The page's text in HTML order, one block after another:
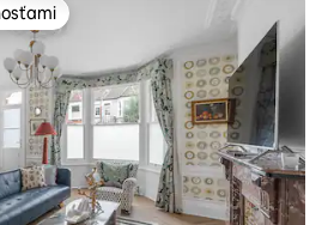
hosťami